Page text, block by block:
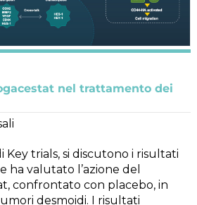
nel trattamento dei
trials, si discutono i risultati
ha valutato l’azione del
confrontato con placebo, in
desmoidi. I risultati